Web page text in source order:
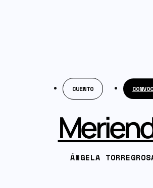
CUENTO
ÁNGELA